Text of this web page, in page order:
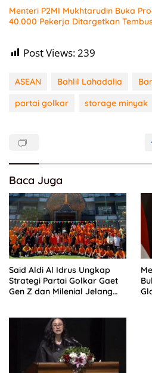
Menteri P2MI Mukhtarudin Buka
40.000 Pekerja Ditargetkan
Post Views:239
ASEAN Bahlil Lahadalia
partai golkar
storage minyak
Baca Juga
Said Aldi Al Idrus Ungkap
Strategi Partai Golkar Gaet
Gen Z dan Milenial Jelang